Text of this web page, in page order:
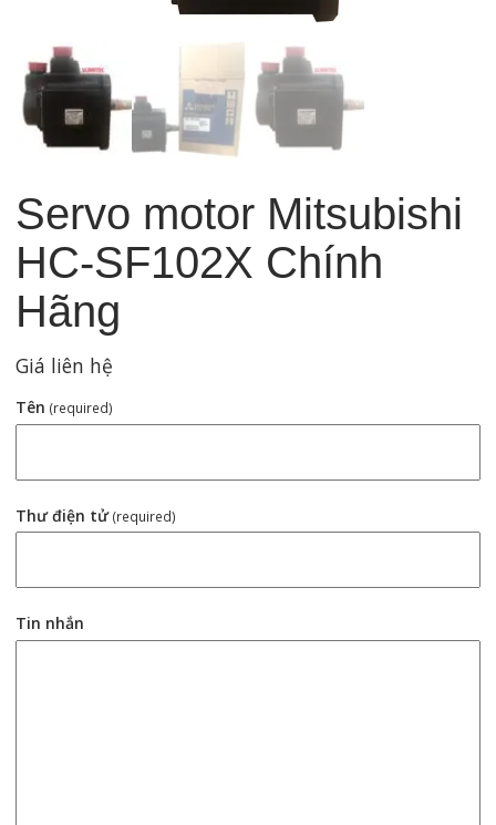
Servo motor Mitsubishi
HC-SF102X Chính
Hãng
Giá liên hệ
Tên (required)
Thư điện tử (required)
Tin nhắn